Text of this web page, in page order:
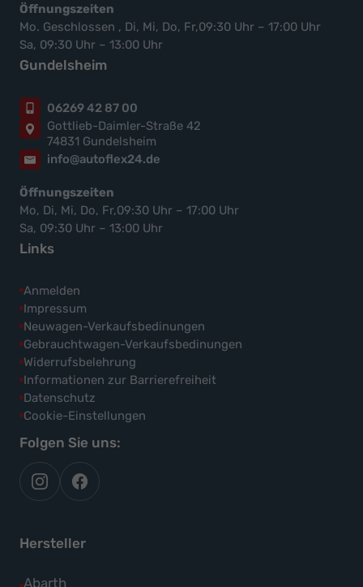
Öffnungszeiten
Mo. Geschlossen , Di, Mi, Do, Fr,09:30 Uhr – 17:00 Uhr
Sa, 09:30 Uhr – 13:00 Uhr
Gundelsheim
06269 42 87 00
Gottlieb-Daimler-Straße 42
74831 Gundelsheim
info@autoflex24.de
Öffnungszeiten
Mo, Di, Mi, Do, Fr,09:30 Uhr – 17:00 Uhr
Sa, 09:30 Uhr – 13:00 Uhr
Links
Anmelden
Impressum
Neuwagen-Verkaufsbedinungen
Gebrauchtwagen-Verkaufsbedinungen
Widerrufsbelehrung
Informationen zur Barrierefreiheit
Datenschutz
Cookie-Einstellungen
Folgen Sie uns:
autoflex
auf
autoflex24
auf
Hersteller
Abarth
Alle